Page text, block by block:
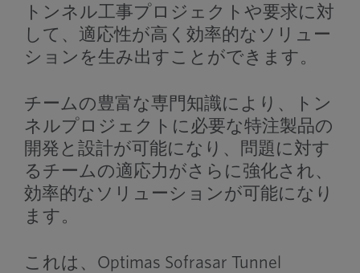
トンネル工事プロジェクトや要求に対
して、適応性が高く効率的なソリュー
ションを生み出すことができます。
チームの豊富な専門知識により、トン
ネルプロジェクトに必要な特注製品の
開発と設計が可能になり、問題に対す
るチームの適応力がさらに強化され、
効率的なソリューションが可能になり
ます。
これは、Optimas Sofrasar Tunnel